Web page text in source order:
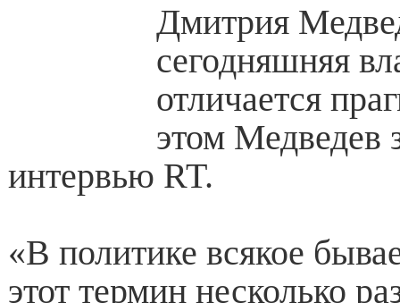
Дмитрия
сегодняшняя
отличается
этом Медведев
интервью RT.
«В политике всякое
этот термин несколько